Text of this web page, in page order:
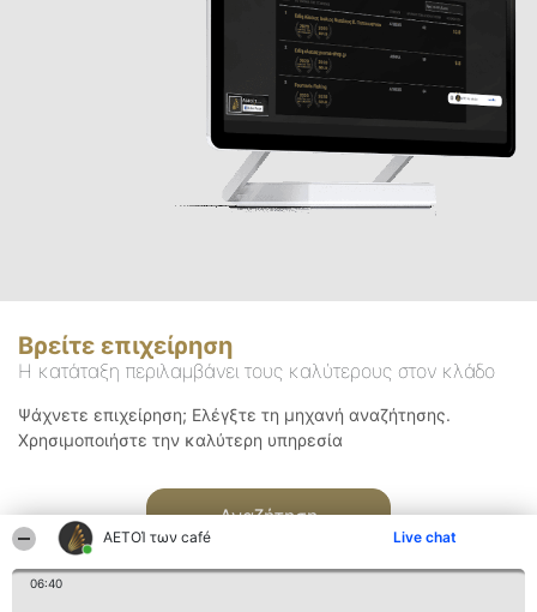
ΑΕΤΟΊ των café Live chat
06:40
Βρείτε επιχείρηση
Η κατάταξη περιλαμβάνει τους καλύτερους στον κλάδο
Ψάχνετε επιχείρηση; Ελέγξτε τη μηχανή αναζήτησης.
Χρησιμοποιήστε την καλύτερη υπηρεσία
Αναζήτηση